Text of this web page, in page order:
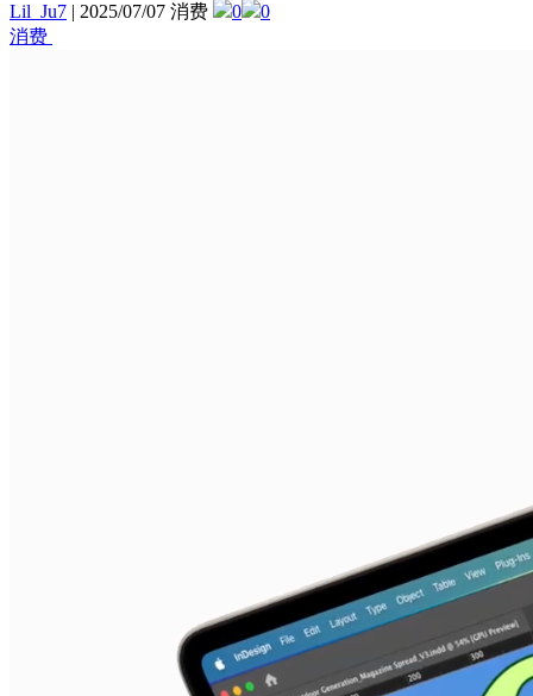
Lil_Ju7 | 2025/07/07 消费 0
0
消费